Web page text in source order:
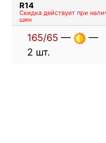
R14
Скидка действует при
шин
165/65 —
—
2 шт.